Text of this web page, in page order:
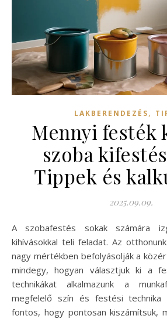
LAKBERENDEZÉS,
Mennyi festék
szoba
Tippek és
2025.09.09.
A szobafestés sokak számára izgalmas, ugyanakkor
kihívásokkal teli feladat. Az
nagy mértékben befolyásolják a
mindegy, hogyan választjuk ki a
technikákat alkalmazunk a
megfelelő szín és festési technika
fontos, hogy pontosan kiszámítsuk,